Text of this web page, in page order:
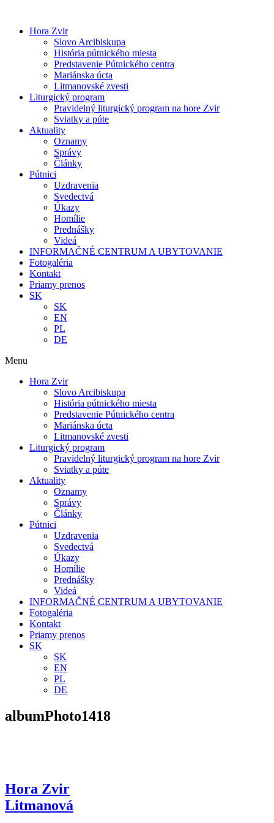
obsah
Hora Zvir
Slovo Arcibiskupa
História pútnického miesta
Predstavenie Pútnického centra
Mariánska úcta
Litmanovské zvesti
Liturgický program
Pravidelný liturgický program na hore Zvir
Sviatky a púte
Aktuality
Oznamy
Správy
Články
Pútnici
Uzdravenia
Svedectvá
Úkazy
Homílie
Prednášky
Videá
INFORMAČNÉ CENTRUM A UBYTOVANIE
Fotogaléria
Kontakt
Priamy prenos
SK
SK
EN
PL
DE
Menu
Hora Zvir
Slovo Arcibiskupa
História pútnického miesta
Predstavenie Pútnického centra
Mariánska úcta
Litmanovské zvesti
Liturgický program
Pravidelný liturgický program na hore Zvir
Sviatky a púte
Aktuality
Oznamy
Správy
Články
Pútnici
Uzdravenia
Svedectvá
Úkazy
Homílie
Prednášky
Videá
INFORMAČNÉ CENTRUM A UBYTOVANIE
Fotogaléria
Kontakt
Priamy prenos
SK
SK
EN
PL
DE
albumPhoto1418
Hora Zvir
Litmanová